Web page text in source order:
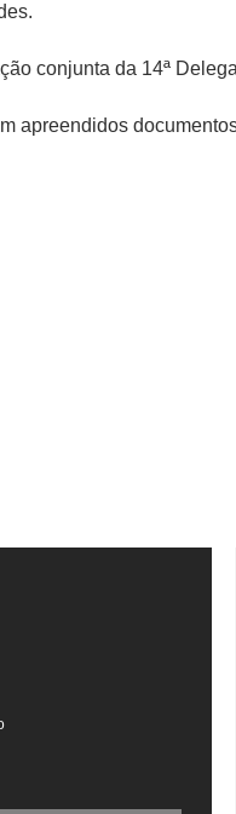
conjunta da 14ª
apreendidos